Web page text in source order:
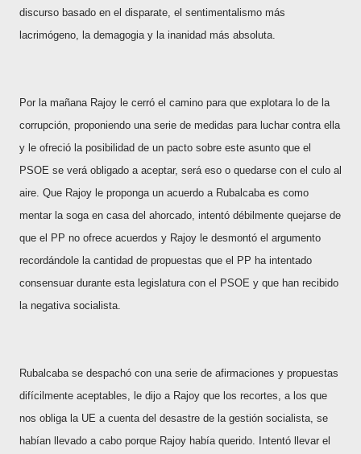
discurso basado en el disparate, el sentimentalismo más
lacrimógeno, la demagogia y la inanidad más absoluta.
Por la mañana Rajoy le cerró el camino para que explotara lo de la
corrupción, proponiendo una serie de medidas para luchar contra ella
y le ofreció la posibilidad de un pacto sobre este asunto que el
PSOE se verá obligado a aceptar, será eso o quedarse con el culo al
aire. Que Rajoy le proponga un acuerdo a Rubalcaba es como
mentar la soga en casa del ahorcado, intentó débilmente quejarse de
que el PP no ofrece acuerdos y Rajoy le desmontó el argumento
recordándole la cantidad de propuestas que el PP ha intentado
consensuar durante esta legislatura con el PSOE y que han recibido
la negativa socialista.
Rubalcaba se despachó con una serie de afirmaciones y propuestas
difícilmente aceptables, le dijo a Rajoy que los recortes, a los que
nos obliga la UE a cuenta del desastre de la gestión socialista, se
habían llevado a cabo porque Rajoy había querido. Intentó llevar el